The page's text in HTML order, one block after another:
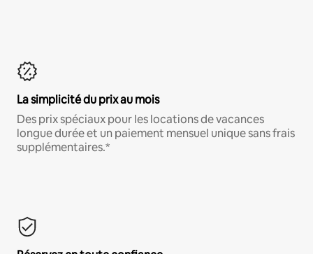
La simplicité du prix au mois
Des prix spéciaux pour les locations de vacances
longue durée et un paiement mensuel unique sans frais
supplémentaires.*